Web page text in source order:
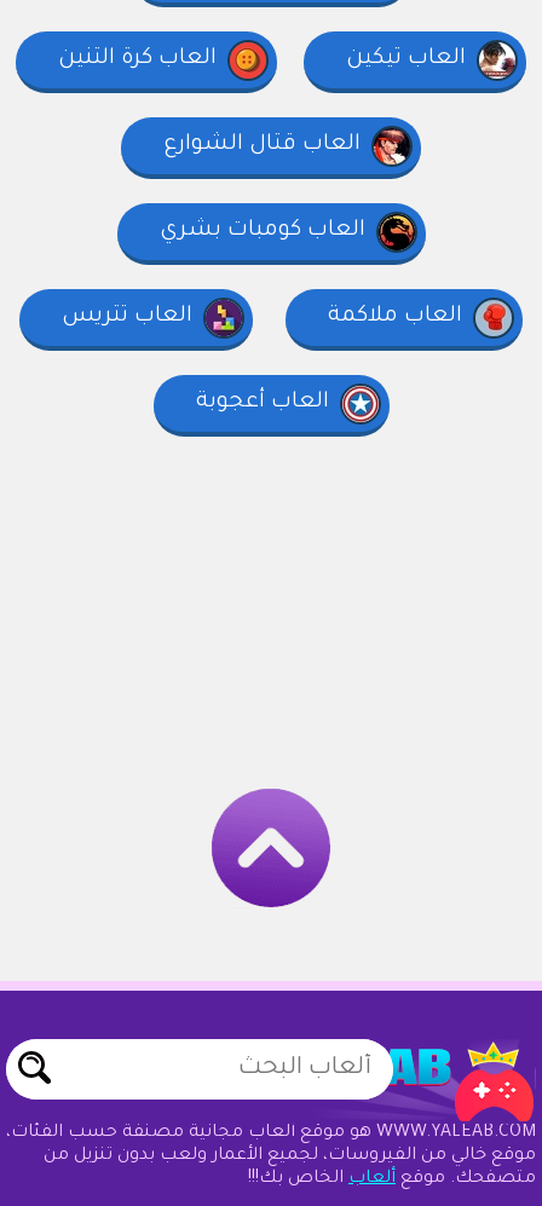
العاب تيكين العاب كرة التنين
العاب قتال الشوارع
العاب كومبات بشري
العاب ملاكمة العاب تتريس
العاب أعجوبة
WWW.YALEAB.COM هو موقع ألعاب مجانية مصنفة حسب الفئات،
موقع خالي من الفيروسات، لجميع الأعمار ولعب بدون تنزيل من
متصفحك. موقع ألعاب الخاص بك!!!